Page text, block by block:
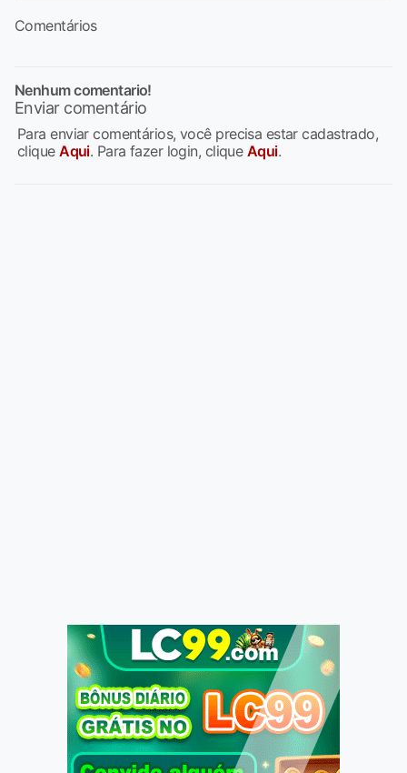
Comentários
Nenhum comentario!
Enviar comentário
Para enviar comentários, você precisa estar cadastrado,
cliqueAqui. Para fazer login, clique Aqui.